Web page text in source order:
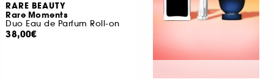
RARE BEAUTY
Rare Moments
Duo Eau de Parfum Roll-on
38,00€